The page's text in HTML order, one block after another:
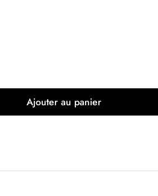
Ajouter au panier